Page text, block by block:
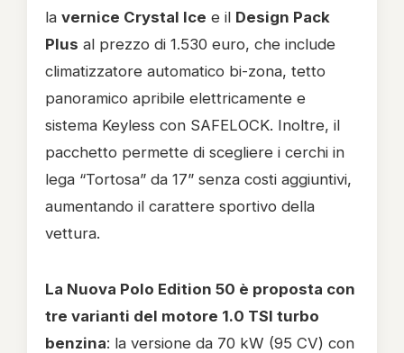
la vernice Crystal Ice e il Design Pack
Plus al prezzo di 1.530 euro, che include
climatizzatore automatico bi-zona, tetto
panoramico apribile elettricamente e
sistema Keyless con SAFELOCK. Inoltre, il
pacchetto permette di scegliere i cerchi in
lega “Tortosa” da 17” senza costi aggiuntivi,
aumentando il carattere sportivo della
vettura.
La Nuova Polo Edition 50 è proposta con
tre varianti del motore 1.0 TSI turbo
benzina: la versione da 70 kW (95 CV) con